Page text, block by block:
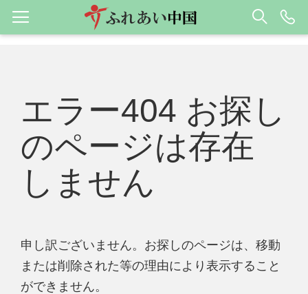
エラー404 お探し
のページは存在
しません
申し訳ございません。お探しのページは、移動
または削除された等の理由により表示すること
ができません。